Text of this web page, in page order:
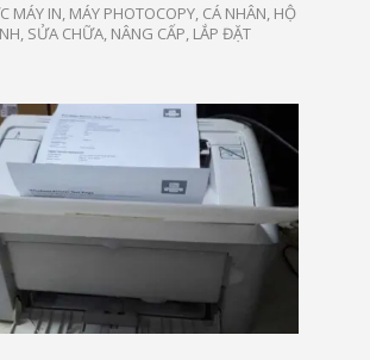
MÁY IN, MÁY PHOTOCOPY, CÁ NHÂN, HỘ
, SỬA CHỮA, NÂNG CẤP, LẮP ĐẶT